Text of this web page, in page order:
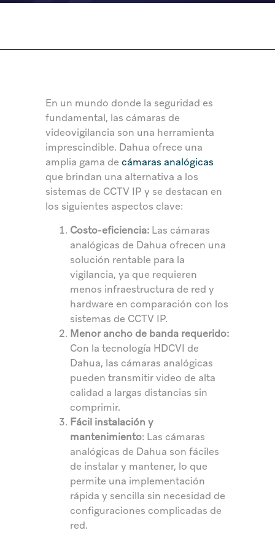
En un mundo donde la seguridad es
fundamental, las cámaras de
videovigilancia son una herramienta
imprescindible. Dahua ofrece una
amplia gama de cámaras analógicas
que brindan una alternativa a los
sistemas de CCTV IP y se destacan en
los siguientes aspectos clave:
Costo-eficiencia: Las cámaras
analógicas de Dahua ofrecen una
solución rentable para la
vigilancia, ya que requieren
menos infraestructura de red y
hardware en comparación con los
sistemas de CCTV IP.
Menor ancho de banda requerido:
Con la tecnología HDCVI de
Dahua, las cámaras analógicas
pueden transmitir video de alta
calidad a largas distancias sin
comprimir.
Fácil instalación y
mantenimiento: Las cámaras
analógicas de Dahua son fáciles
de instalar y mantener, lo que
permite una implementación
rápida y sencilla sin necesidad de
configuraciones complicadas de
red.